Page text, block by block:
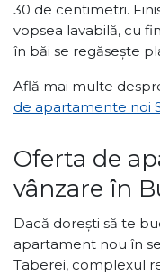
30 de centimetri.
vopsea lavabilă, cu
în băi se regăsește
Află mai multe
de apartamente noi
Oferta de
vânzare în
Dacă dorești să te
apartament nou în
Taberei, complexul